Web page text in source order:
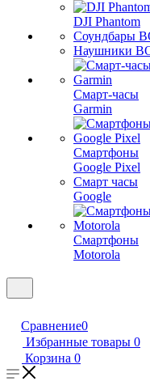
DJI Phantom
Соундбары
Наушники
Смарт-часы
Garmin
Смартфоны
Google Pixel
Смарт часы
Google
Смартфоны
Motorola
Сравнение0
Избранные товары 0
Корзина 0